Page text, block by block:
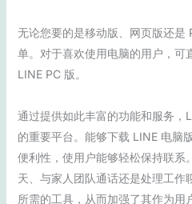
无论您要的是移动版、网页版还是
单。对于喜欢使用电脑的用户，可
LINE PC 版。
通过提供如此丰富的功能和服务，
的重要平台。能够下载 LINE 电脑
便利性，使用户能够轻松保持联系
天、与家人团队通话还是处理工作
所需的工具，从而加强了其作为用